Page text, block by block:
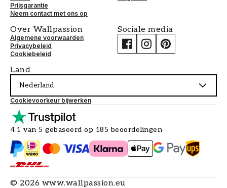
Prijsgarantie
Neem contact met ons op
Over Wallpassion
Algemene voorwaarden
Privacybeleid
Cookiebeleid
Sociale media
Land
Nederland
Cookievoorkeur bijwerken
4.1 van 5 gebaseerd op 185 beoordelingen
© 2026 www.wallpassion.eu